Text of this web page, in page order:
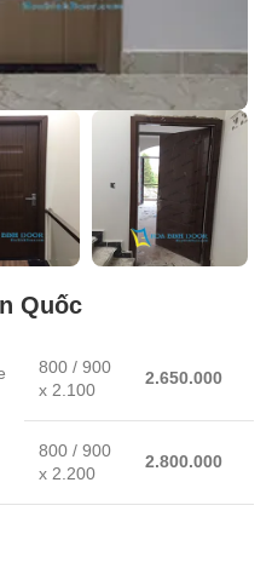
Quốc
800 / 900
x 2.100
2.650.000
800 / 900
x 2.200
2.800.000